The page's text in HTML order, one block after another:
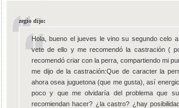
zegio dijo:
Hola, bueno el jueves le vino su segundo celo
vete de ello y me recomendó la castración (
recomendó criar con la perra, compartiendo mi
me dijo de la castración:Que de caracter la
ahora osea juguetona (que me gusta), así
poco y que me olvidaría del problema que
recomiendan hacer? ¿la castro? ¿hay